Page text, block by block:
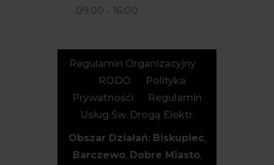
09:00 - 16:00
Regulamin Organizacyjny
RODO
Polityka
Prywatnośći
Regulamin
Usług Św. Drogą Elektr.
Obszar Działań: Biskupiec,
Barczewo, Dobre Miasto,